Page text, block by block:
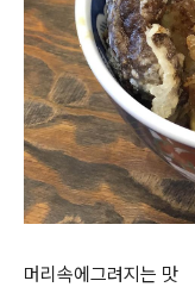
머리속에그려지는 맛